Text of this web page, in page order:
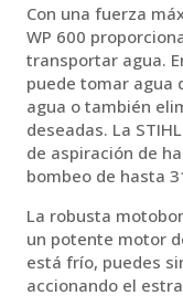
Con una fuerza
WP 600
transportar agua.
puede tomar agua
agua o también
deseadas. La
de aspiración de
bombeo de hasta
La robusta
un potente motor
está frío, puedes
accionando el